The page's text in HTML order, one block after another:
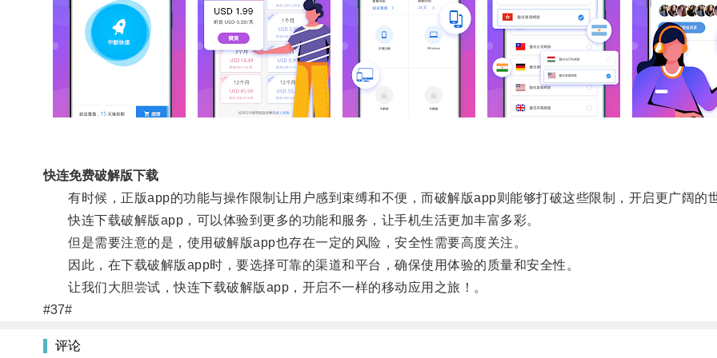
快连免费破解版下载
有时候，正版app的功能与操作限制让用户感到束缚和不便，而破解版app则能够打破这些限制，开启更广阔的
快连下载破解版app，可以体验到更多的功能和服务，让手机生活更加丰富多彩。
但是需要注意的是，使用破解版app也存在一定的风险，安全性需要高度关注。
因此，在下载破解版app时，要选择可靠的渠道和平台，确保使用体验的质量和安全性。
让我们大胆尝试，快连下载破解版app，开启不一样的移动应用之旅！。
#37#
评论